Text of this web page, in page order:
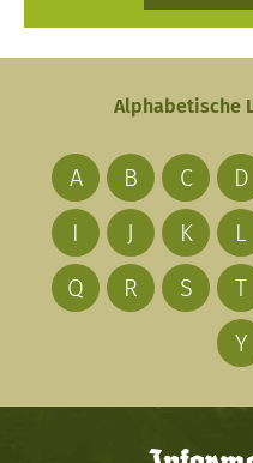
Alphabetische
A B C D
I
J K L
Q
R S T
Y